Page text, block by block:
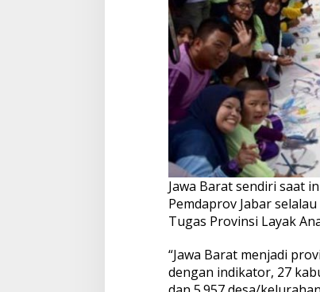
Jawa Barat sendiri saat
Pemdaprov Jabar
Tugas Provinsi Layak
“Jawa Barat menjadi
dengan indikator, 27